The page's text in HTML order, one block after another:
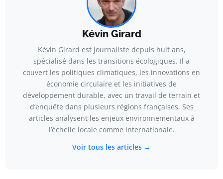
Kévin Girard
Kévin Girard est journaliste depuis huit ans,
spécialisé dans les transitions écologiques. Il a
couvert les politiques climatiques, les innovations en
économie circulaire et les initiatives de
développement durable, avec un travail de terrain et
d’enquête dans plusieurs régions françaises. Ses
articles analysent les enjeux environnementaux à
l’échelle locale comme internationale.
Voir tous les articles →